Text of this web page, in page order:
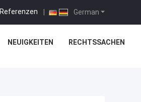
German
Referenzen |
NEUIGKEITEN RECHTSSACHEN